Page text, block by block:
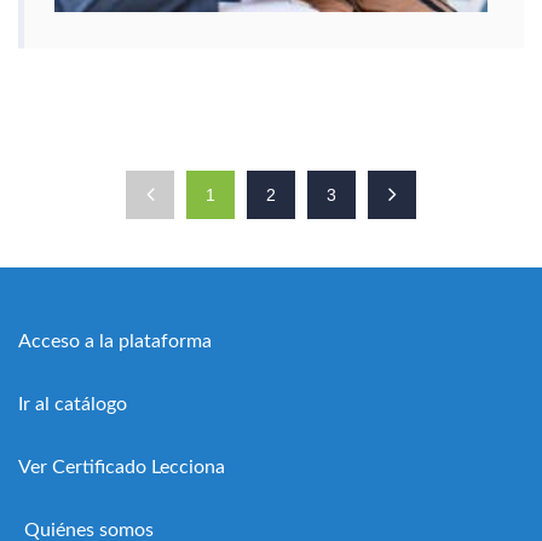
1 2 3
Acceso a la plataforma
Ir al catálogo
Ver Certificado Lecciona
Quiénes somos